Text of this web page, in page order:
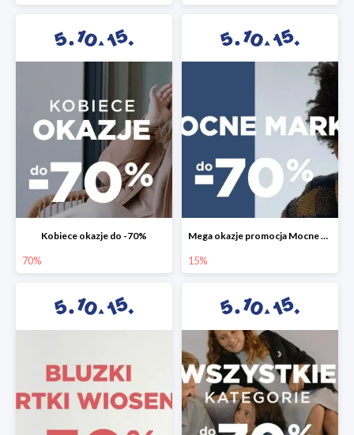
Kobiece okazje do -70%
70%
Mega okazje promocja Mocne marki do -70%
15%